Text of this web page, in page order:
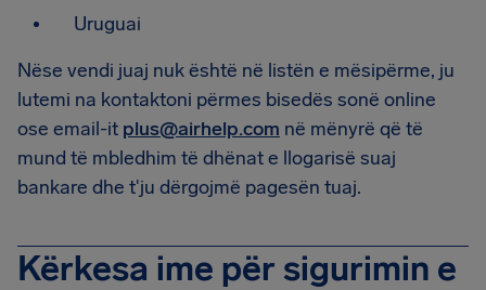
Uruguai
Nëse vendi juaj nuk është në listën e mësipërme, ju
lutemi na kontaktoni përmes bisedës sonë online
ose email-it plus@airhelp.com në mënyrë që të
mund të mbledhim të dhënat e llogarisë suaj
bankare dhe t'ju dërgojmë pagesën tuaj.
Kërkesa ime për sigurimin e